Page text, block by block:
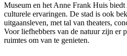
Museum en het Anne Frank Huis biedt
culturele ervaringen. De stad is ook
uitgaansleven, met tal van theaters,
Voor liefhebbers van de natuur zijn er
ruimtes om van te genieten.